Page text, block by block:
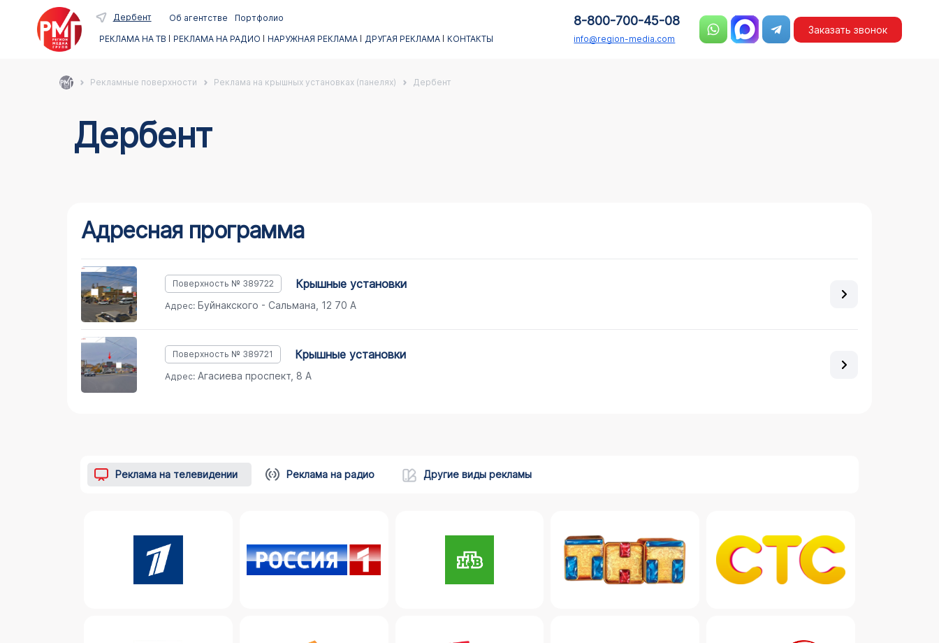
Дербент Об агентстве
Портфолио
РЕКЛАМА НА ТВ
РЕКЛАМА НА РАДИО НАРУЖНАЯ РЕКЛАМА ДРУГАЯ РЕКЛАМА КОНТАКТЫ
8-800-700-45-08
info@region-media.com
Заказать звонок
Рекламные поверхности Реклама на крышных установках (панелях) Дербент
Дербент
Адресная программа
Поверхность № 389722 крышные установки
Адрес:Буйнакского - Сальмана, 12 70 А
Поверхность № 389721 крышные установки
Адрес:Агасиева проспект, 8 А
Реклама на телевидении Реклама на радио Другие виды рекламы